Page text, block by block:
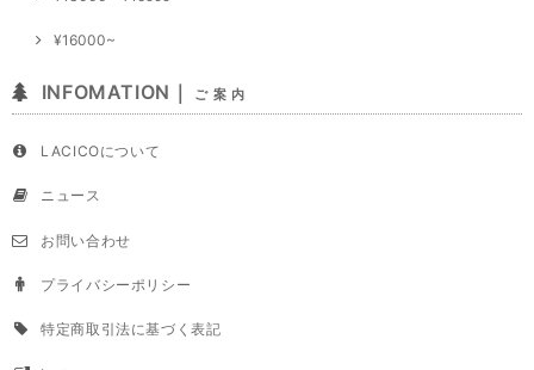
¥16000~
INFOMATION｜ ご 案 内
LACICOについて
ニュース
お問い合わせ
プライバシーポリシー
特定商取引法に基づく表記